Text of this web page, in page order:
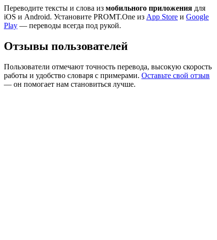
Переводите тексты и слова из мобильного приложения для
iOS и Android. Установите PROMT.One из App Store и Google
Play — переводы всегда под рукой.
Отзывы пользователей
Пользователи отмечают точность перевода, высокую скорость
работы и удобство словаря с примерами. Оставьте свой отзыв
— он помогает нам становиться лучше.